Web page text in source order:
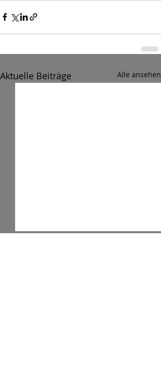
Aktuelle Beiträge Alle ansehen